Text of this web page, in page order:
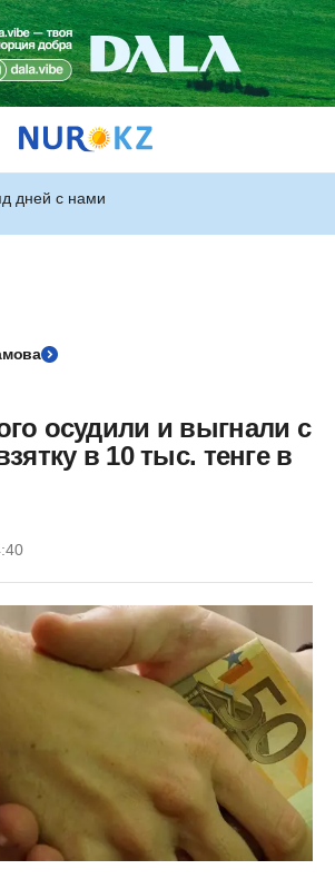
дней с нами
осудили и выгнали с
в 10 тыс. тенге в